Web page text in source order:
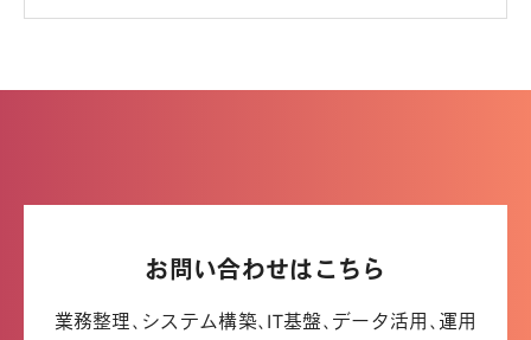
お問い合わせはこちら
業務整理、システム構築、IT基盤、データ活用、運用